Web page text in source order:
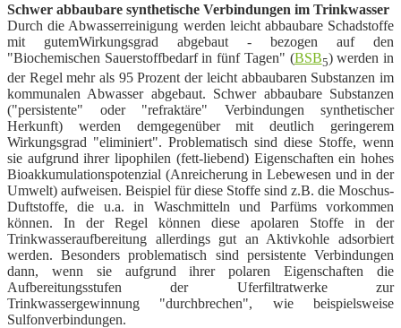
Schwer abbaubare synthetische Verbindungen im Trinkwasser
Durch die Abwasserreinigung werden leicht abbaubare Schadstoffe
mit gutemWirkungsgrad abgebaut - bezogen auf den
"Biochemischen Sauerstoffbedarf in fünf Tagen" (BSB5) werden in
der Regel mehr als 95 Prozent der leicht abbaubaren Substanzen im
kommunalen Abwasser abgebaut. Schwer abbaubare Substanzen
("persistente" oder "refraktäre" Verbindungen synthetischer
Herkunft) werden demgegenüber mit deutlich geringerem
Wirkungsgrad "eliminiert". Problematisch sind diese Stoffe, wenn
sie aufgrund ihrer lipophilen (fett-liebend) Eigenschaften ein hohes
Bioakkumulationspotenzial (Anreicherung in Lebewesen und in der
Umwelt) aufweisen. Beispiel für diese Stoffe sind z.B. die Moschus-
Duftstoffe, die u.a. in Waschmitteln und Parfüms vorkommen
können. In der Regel können diese apolaren Stoffe in der
Trinkwasseraufbereitung allerdings gut an Aktivkohle adsorbiert
werden. Besonders problematisch sind persistente Verbindungen
dann, wenn sie aufgrund ihrer polaren Eigenschaften die
Aufbereitungsstufen der Uferfiltratwerke zur
Trinkwassergewinnung "durchbrechen", wie beispielsweise
Sulfonverbindungen.